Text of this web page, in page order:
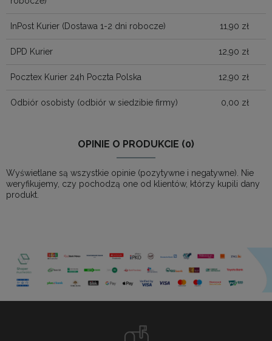
InPost Kurier (Dostawa 1-2 dni robocze) 11,90 zł
DPD Kurier 12,90 zł
Pocztex Kurier 24h Poczta Polska 12,90 zł
Odbiór osobisty (odbiór w siedzibie firmy) 0,00 zł
OPINIE O PRODUKCIE (0)
Wyświetlane są wszystkie opinie (pozytywne i negatywne). Nie
weryfikujemy, czy pochodzą one od klientów, którzy kupili dany
produkt.